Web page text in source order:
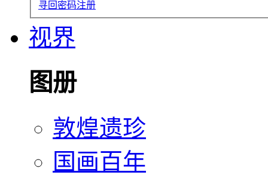
寻回密码注册
视界
图册
敦煌遗珍
国画百年